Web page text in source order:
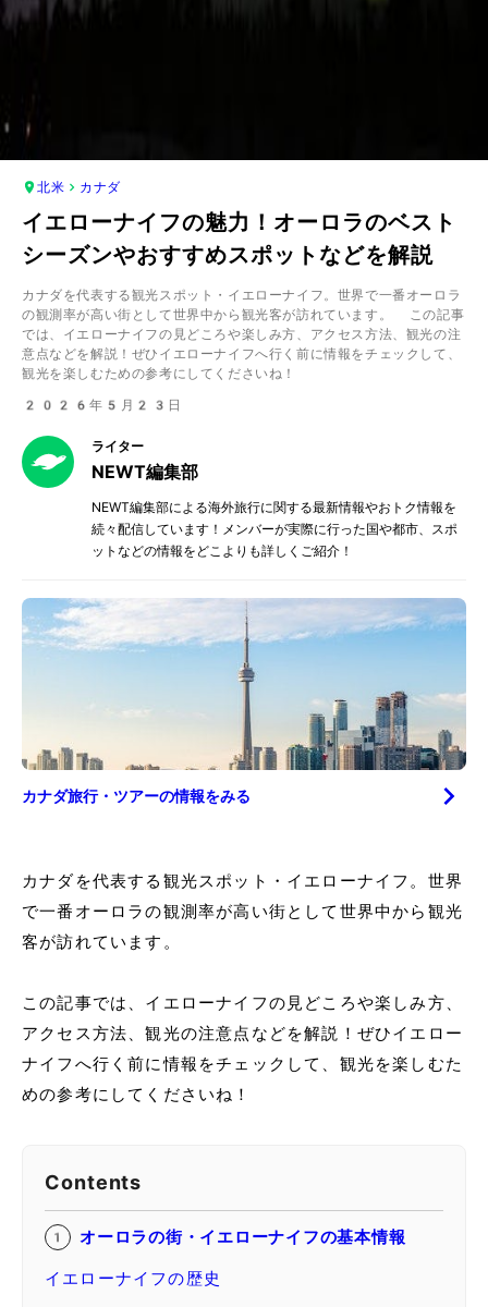
北米 カナダ
イエローナイフの魅力！オーロラのベスト
シーズンやおすすめスポットなどを解説
カナダを代表する観光スポット・イエローナイフ。世界で一番オーロラ
の観測率が高い街として世界中から観光客が訪れています。 この記事
では、イエローナイフの見どころや楽しみ方、アクセス方法、観光の注
意点などを解説！ぜひイエローナイフへ行く前に情報をチェックして、
観光を楽しむための参考にしてくださいね！
2026年5月23日
ライター
NEWT編集部
NEWT編集部による海外旅行に関する最新情報やおトク情報を
続々配信しています！メンバーが実際に行った国や都市、スポ
ットなどの情報をどこよりも詳しくご紹介！
カナダ旅行・ツアーの情報をみる
カナダを代表する観光スポット・イエローナイフ。世界
で一番オーロラの観測率が高い街として世界中から観光
客が訪れています。
この記事では、イエローナイフの見どころや楽しみ方、
アクセス方法、観光の注意点などを解説！ぜひイエロー
ナイフへ行く前に情報をチェックして、観光を楽しむた
めの参考にしてくださいね！
Contents
オーロラの街・イエローナイフの基本情報
イエローナイフの歴史